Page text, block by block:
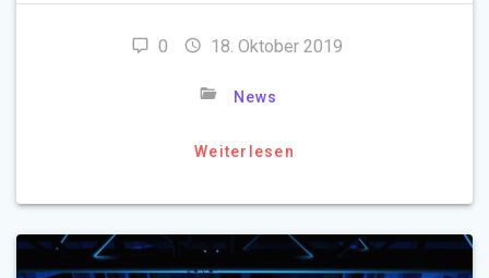
0 18. Oktober 2019
News
Weiterlesen